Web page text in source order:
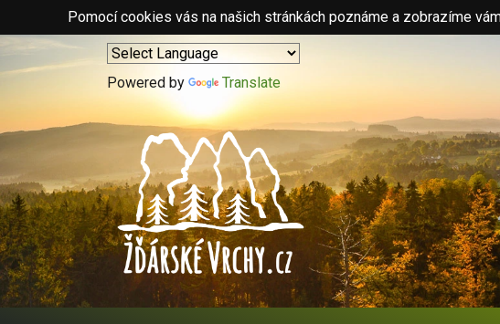
Pomocí cookies vás na našich stránkách poznáme a zobrazíme
Powered by Translate